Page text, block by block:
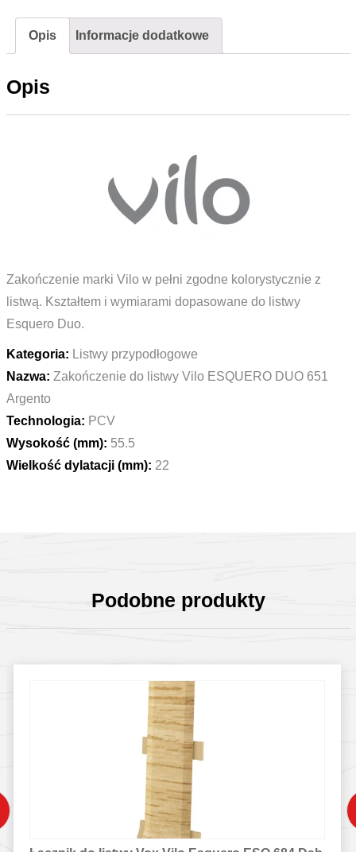
listwy
DUO
Opis Informacje dodatkowe
Opis
Zakończenie marki Vilo w pełni zgodne kolorystycznie z
listwą. Kształtem i wymiarami dopasowane do listwy
Esquero Duo.
Kategoria: Listwy przypodłogowe
Nazwa: Zakończenie do listwy Vilo ESQUERO DUO 651
Argento
Technologia: PCV
Wysokość (mm): 55.5
Wielkość dylatacji (mm): 22
Podobne produkty